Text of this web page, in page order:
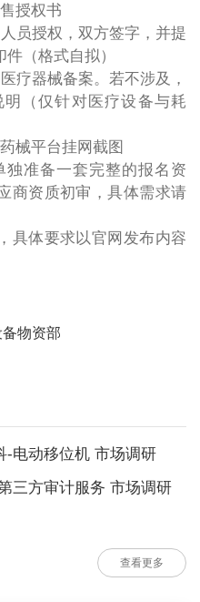
授权书
员授权，双方签字，并提
（格式自拟）
疗器械备案。若不涉及，
（仅针对医疗设备与耗
械平台挂网截图
准备一套完整的报名资
商资质初审，具体需求请
具体要求以官网发布内容
物资部
-电动移位机 市场调研
三方审计服务 市场调研
查看更多